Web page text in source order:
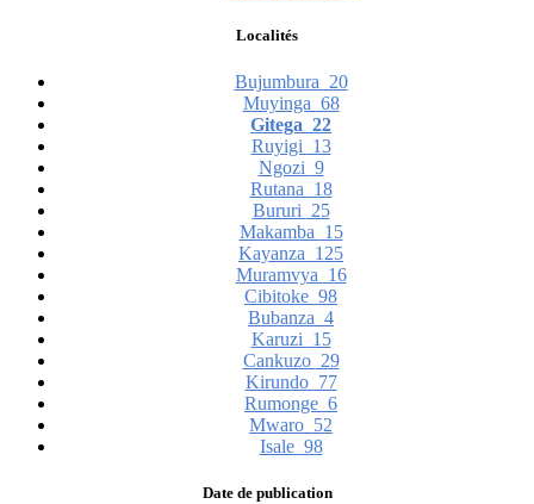
Localités
Bujumbura 20
Muyinga 68
Gitega 22
Ruyigi 13
Ngozi 9
Rutana 18
Bururi 25
Makamba 15
Kayanza 125
Muramvya 16
Cibitoke 98
Bubanza 4
Karuzi 15
Cankuzo 29
Kirundo 77
Rumonge 6
Mwaro 52
Isale 98
Date de publication